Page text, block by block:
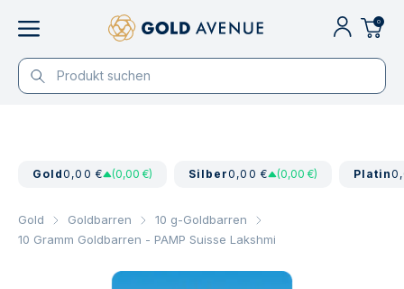
0
Gold0,00 € (0,00 €) Silber0,00 € (0,00 €) Platin
Gold Goldbarren
10 g-Goldbarren
10 Gramm Goldbarren - PAMP Suisse Lakshmi